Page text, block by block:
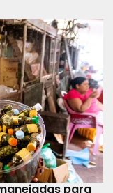
para